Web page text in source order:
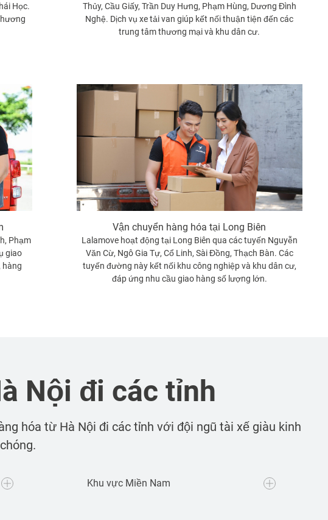
Học.
Thủy, Cầu Giấy, Trần Duy Hưng, Phạm Hùng, Dương Đình
Nghệ. Dịch vụ xe tải van giúp kết nối thuận tiện đến các
trung tâm thương mại và khu dân cư.
Phạm
giao
hàng
Vận chuyển hàng hóa tại Long Biên
Lalamove hoạt động tại Long Biên qua các tuyến Nguyễn
Văn Cừ, Ngô Gia Tự, Cổ Linh, Sài Đồng, Thạch Bàn. Các
tuyến đường này kết nối khu công nghiệp và khu dân cư,
đáp ứng nhu cầu giao hàng số lượng lớn.
Nội đi các tỉnh
hóa từ Hà Nội đi các tỉnh với đội ngũ tài xế giàu kinh
Khu vực Miền Nam